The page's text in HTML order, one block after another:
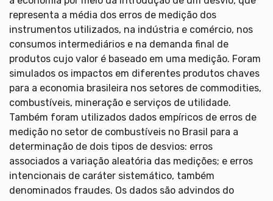
representa a média dos erros de medição dos
instrumentos utilizados, na indústria e comércio, nos
consumos intermediários e na demanda final de
produtos cujo valor é baseado em uma medição. Foram
simulados os impactos em diferentes produtos chaves
para a economia brasileira nos setores de commodities,
combustíveis, mineração e serviços de utilidade.
Também foram utilizados dados empíricos de erros de
medição no setor de combustíveis no Brasil para a
determinação de dois tipos de desvios: erros
associados a variação aleatória das medições; e erros
intencionais de caráter sistemático, também
denominados fraudes. Os dados são advindos do